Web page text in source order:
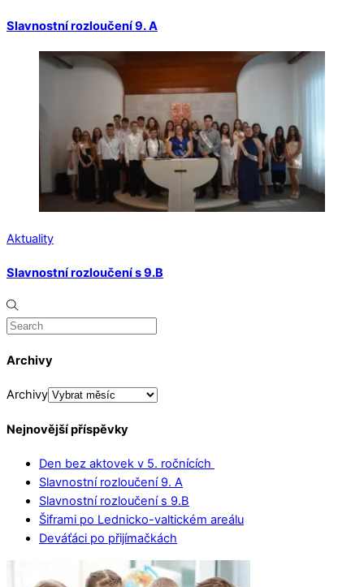
Slavnostní rozloučení 9. A
Aktuality
Slavnostní rozloučení s 9.B
Archivy
Archivy
Nejnovější příspěvky
Den bez aktovek v 5. ročnících
Slavnostní rozloučení 9. A
Slavnostní rozloučení s 9.B
Šiframi po Lednicko-valtickém areálu
Deváťáci po přijímačkách